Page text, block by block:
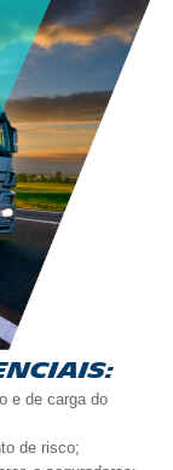
e de carga do
de risco;